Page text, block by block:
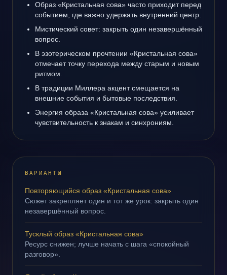
Образ «Кристальная сова» часто приходит перед
событием, где важно удержать внутренний центр.
Мистический совет: закрыть один незавершённый
вопрос.
В эзотерическом прочтении «Кристальная сова»
отмечает точку перехода между старым и новым
ритмом.
В традиции Миллера акцент смещается на
внешние события и бытовые последствия.
Энергия образа «Кристальная сова» усиливает
чувствительность к знакам и синхрониям.
ВАРИАНТЫ
Повторяющийся образ «Кристальная сова»
Сюжет закрепляет один и тот же урок: закрыть один
незавершённый вопрос.
Тусклый образ «Кристальная сова»
Ресурс снижен; лучше начать с шага «спокойный
разговор».